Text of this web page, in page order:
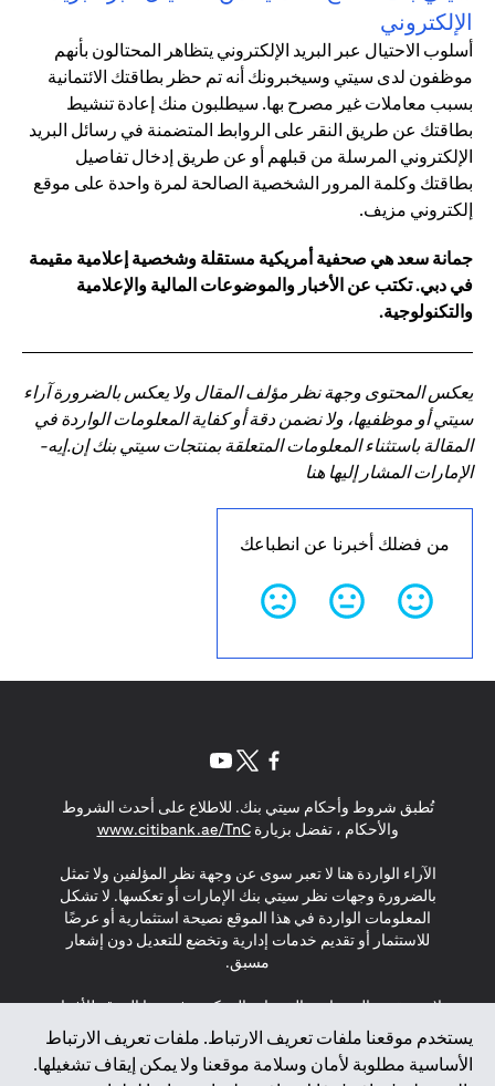
الإلكتروني
أسلوب الاحتيال عبر البريد الإلكتروني يتظاهر المحتالون بأنهم
موظفون لدى سيتي وسيخبرونك أنه تم حظر بطاقتك الائتمانية
بسبب معاملات غير مصرح بها. سيطلبون منك إعادة تنشيط
بطاقتك عن طريق النقر على الروابط المتضمنة في رسائل البريد
الإلكتروني المرسلة من قبلهم أو عن طريق إدخال تفاصيل
بطاقتك وكلمة المرور الشخصية الصالحة لمرة واحدة على موقع
إلكتروني مزيف.
جمانة سعد هي صحفية أمريكية مستقلة وشخصية إعلامية مقيمة
في دبي. تكتب عن الأخبار والموضوعات المالية والإعلامية
والتكنولوجية.
يعكس المحتوى وجهة نظر مؤلف المقال ولا يعكس بالضرورة آراء
سيتي أو موظفيها، ولا نضمن دقة أو كفاية المعلومات الواردة في
المقالة باستثناء المعلومات المتعلقة بمنتجات سيتي بنك إن.إيه-
الإمارات المشار إليها هنا
من فضلك أخبرنا عن انطباعك
يستخدم موقعنا ملفات تعريف الارتباط. ملفات تعريف الارتباط
الأساسية مطلوبة لأمان وسلامة موقعنا ولا يمكن إيقاف تشغيلها.
تُطبق شروط وأحكام سيتي بنك. للاطلاع على أحدث الشروط
والأحكام ، تفضل بزيارةwww.citibank.ae/TnC
(opens in a new tab)
الآراء الواردة هنا لا تعبر سوى عن وجهة نظر المؤلفين ولا تمثل
بالضرورة وجهات نظر سيتي بنك الإمارات أو تعكسها. لا تشكل
المعلومات الواردة في هذا الموقع نصيحة استثمارية أو عرضًا
للاستثمار أو تقديم خدمات إدارية وتخضع للتعديل دون إشعار
مسبق.
لا يتم تقديم المنتجات والخدمات المذكورة في هذا الموقع للأفراد
المقيمين في الاتحاد الأوروبي أو المنطقة الاقتصادية الأوروبية أو
سويسرا أو غيرنسي أو جيرسي أو موناكو أو سان مارينو أو
الفاتيكان أو جزيرة مان أو المملكة المتحدة أو خصوصية البيانات